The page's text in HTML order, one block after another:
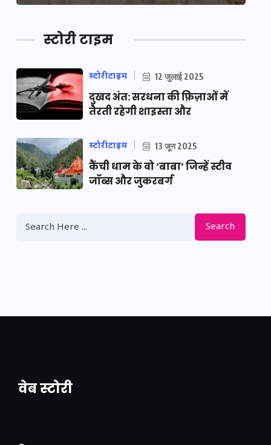
स्टोरी टाइम
स्टोरीटाइम 12 जुलाई 2025
दुखद अंत: सरधना की फ़िज़ाओं में
तैरती रहेगी शाइस्ता और
स्टोरीटाइम 13 जून 2025
कैंची धाम के वो ‘बाबा’ जिन्हें स्टीव
जॉब्स और जुकरबर्ग
Search
वेब स्टोरी
नया एक्सप्रेसवे: पूर्वांचल का लक, डेवलपमेंट का